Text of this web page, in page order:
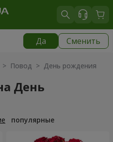
Да Сменить
> Повод > День рождения
День
популярные